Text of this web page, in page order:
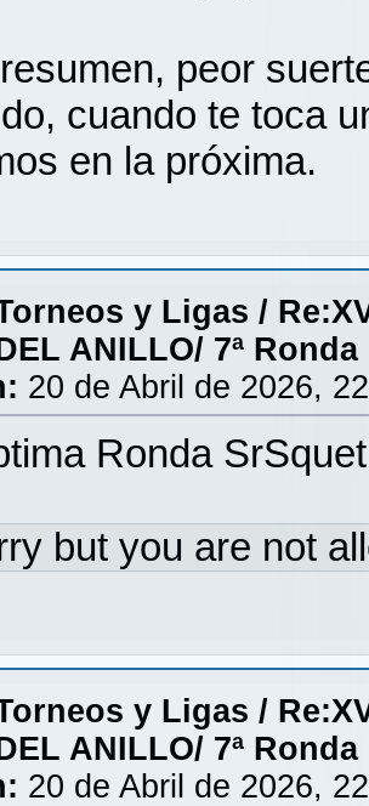
peor
cuando te toca
en la próxima.
y Ligas /
ANILLO/ 7ª Ronda
20 de Abril de 2026,
Ronda
but you are not
y Ligas /
ANILLO/ 7ª Ronda
20 de Abril de 2026,